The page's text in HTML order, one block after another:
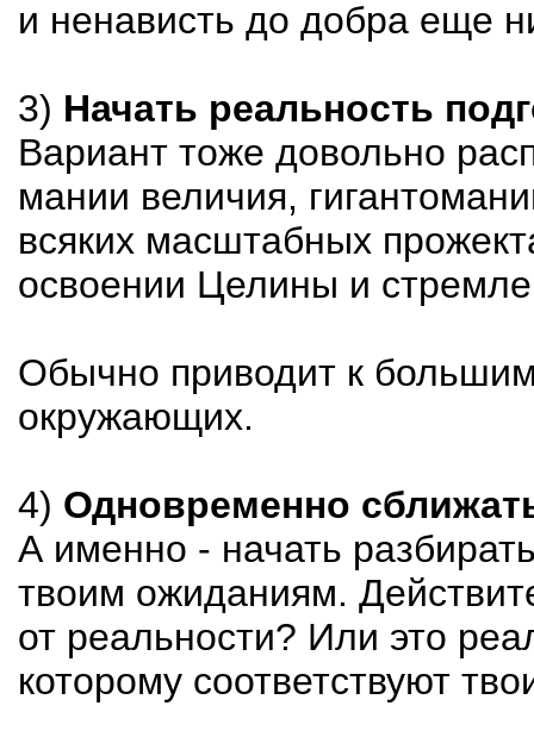
и ненависть до добра еще
3) Начать реальность
Вариант тоже довольно
мании величия,
всяких масштабных
освоении Целины и
Обычно приводит к
окружающих.
4) Одновременно
А именно - начать
твоим ожиданиям.
от реальности? Или это
которому соответствуют